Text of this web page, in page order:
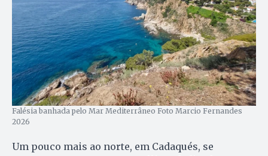
Falésia banhada pelo Mar Mediterrâneo Foto Marcio Fernandes
2026
Um pouco mais ao norte, em Cadaqués, se